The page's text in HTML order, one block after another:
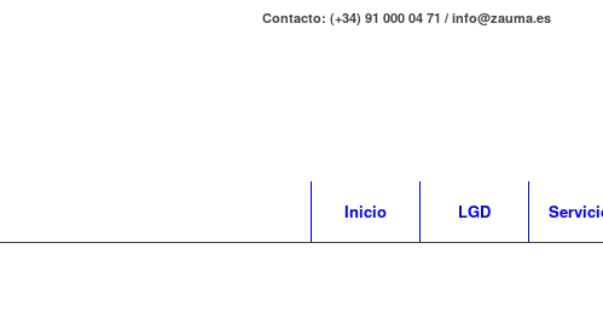
Contacto: (+34) 91 000 04 71 / info@zauma.es
Inicio LGD